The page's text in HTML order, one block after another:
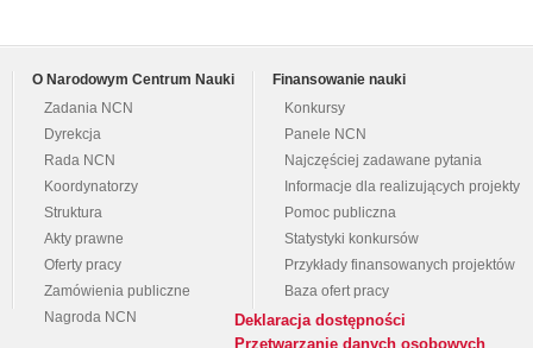
O Narodowym Centrum Nauki
Zadania NCN
Dyrekcja
Rada NCN
Koordynatorzy
Struktura
Akty prawne
Oferty pracy
Zamówienia publiczne
Nagroda NCN
Finansowanie nauki
Konkursy
Panele NCN
Najczęściej zadawane pytania
Informacje dla realizujących projekty
Pomoc publiczna
Statystyki konkursów
Przykłady finansowanych projektów
Baza ofert pracy
Deklaracja dostępności
Przetwarzanie danych osobowych